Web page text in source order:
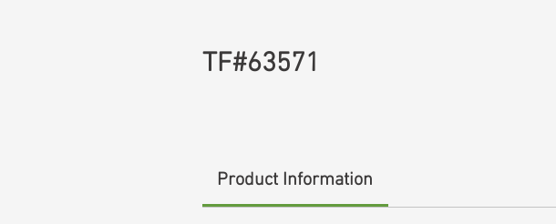
TF#63571
Product Information